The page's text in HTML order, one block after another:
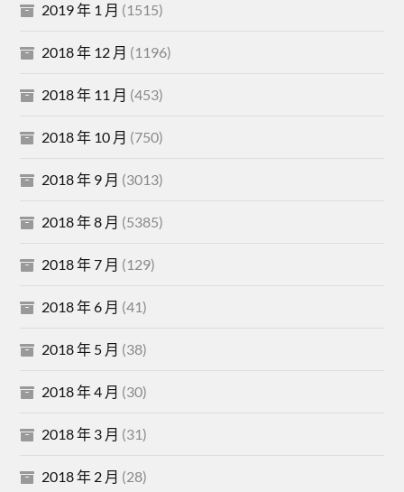
2019 年 1 月 (1515)
2018 年 12 月 (1196)
2018 年 11 月 (453)
2018 年 10 月 (750)
2018 年 9 月 (3013)
2018 年 8 月 (5385)
2018 年 7 月 (129)
2018 年 6 月 (41)
2018 年 5 月 (38)
2018 年 4 月 (30)
2018 年 3 月 (31)
2018 年 2 月 (28)